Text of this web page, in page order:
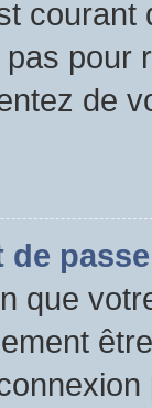
pour
de
de
que